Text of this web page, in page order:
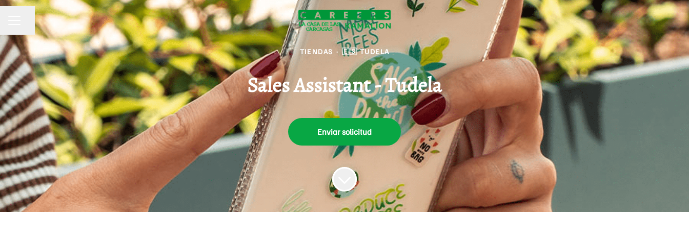
MENÚ DE EMPLEO
Compartir página
TIENDAS · 🇪🇸 TUDELA
Sales Assistant - Tudela
Enviar solicitud